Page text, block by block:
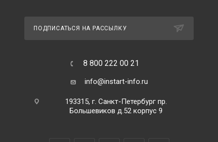
ПОДПИСАТЬСЯ НА РАССЫЛКУ
8 800 222 00 21
info@instart-info.ru
193315, г. Санкт-Петербург пр.
Большевиков д.52 корпус 9